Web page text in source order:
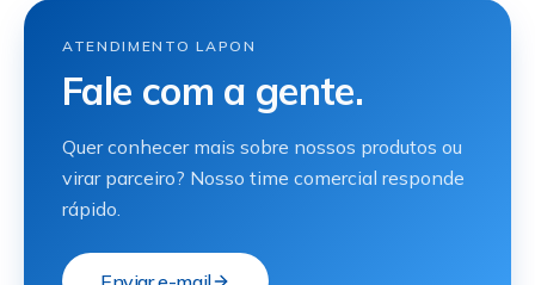
ATENDIMENTO LAPON
Fale com a gente.
Quer conhecer mais sobre nossos produtos ou
virar parceiro? Nosso time comercial responde
rápido.